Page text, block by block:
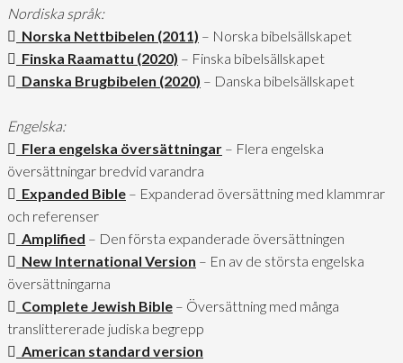
Nordiska språk:
Norska Nettbibelen (2011) – Norska bibelsällskapet
Finska Raamattu (2020) – Finska bibelsällskapet
Danska Brugbibelen (2020) – Danska bibelsällskapet
Engelska:
Flera engelska översättningar – Flera engelska
översättningar bredvid varandra
Expanded Bible – Expanderad översättning med klammrar
och referenser
Amplified – Den första expanderade översättningen
New International Version – En av de största engelska
översättningarna
Complete Jewish Bible – Översättning med många
translittererade judiska begrepp
American standard version